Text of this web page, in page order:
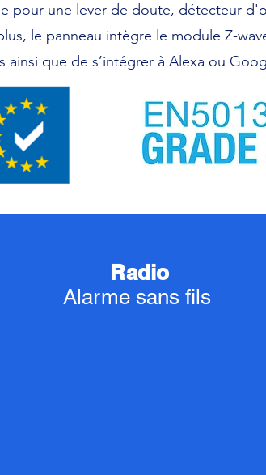
pour une lever de doute, détecteur
le panneau intègre le module Z-
que de s’intégrer à Alexa ou
Radio
Alarme sans fils